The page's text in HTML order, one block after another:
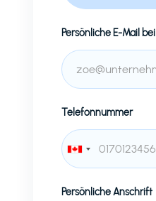
Persönliche E-Mail bei
Telefonnummer
Persönliche Anschrift